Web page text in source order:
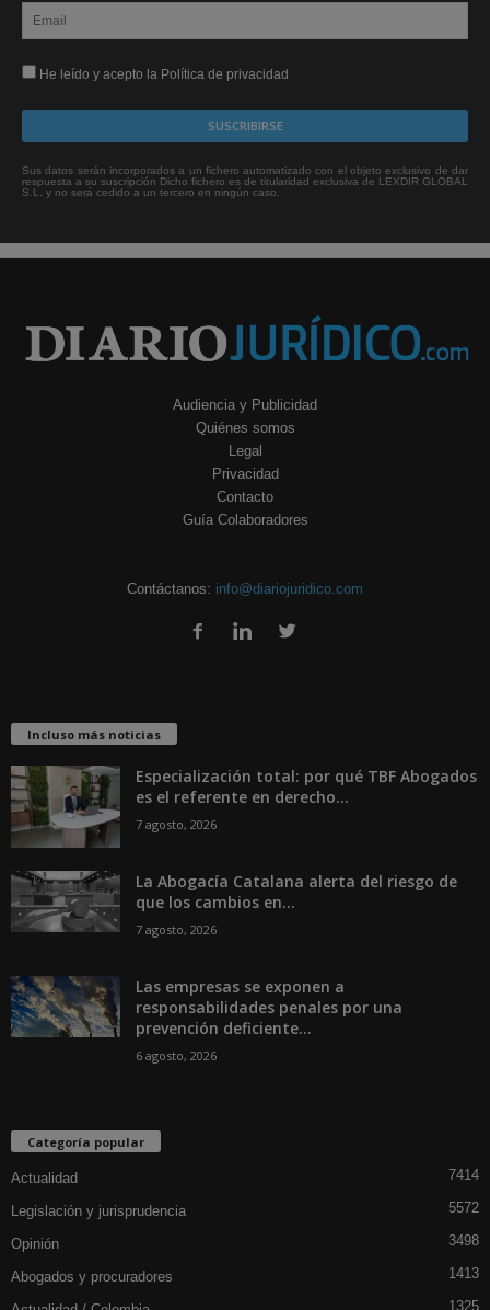
He leído y acepto la Política de privacidad
Sus datos serán incorporados a un fichero automatizado con el objeto exclusivo de dar
respuesta a su suscripción Dicho fichero es de titularidad exclusiva de LEXDIR GLOBAL
S.L. y no será cedido a un tercero en ningún caso.
Audiencia y Publicidad
Quiénes somos
Legal
Privacidad
Contacto
Guía Colaboradores
Contáctanos: info@diariojuridico.com
Incluso más noticias
Especialización total: por qué TBF Abogados
es el referente en derecho...
7 agosto, 2026
La Abogacía Catalana alerta del riesgo de
que los cambios en...
7 agosto, 2026
Las empresas se exponen a
responsabilidades penales por una
prevención deficiente...
6 agosto, 2026
Categoría popular
Actualidad 7414
Legislación y jurisprudencia 5572
Opinión 3498
Abogados y procuradores 1413
1325